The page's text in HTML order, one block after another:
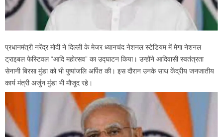
प्रधानमंत्री नरेंद्र मोदी ने दिल्ली के मेजर ध्यानचंद नेशनल स्टेडियम में मेगा नेशनल
ट्राइबल फेस्टिवल “आदि महोत्सव” का उद्घाटन किया। उन्होंने आदिवासी स्वतंत्रता
सेनानी बिरसा मुंडा को भी पुष्पांजलि अर्पित की। इस दौरान उनके साथ केंद्रीय जनजातीय
कार्य मंत्री अर्जुन मुंडा भी मौजूद रहे।